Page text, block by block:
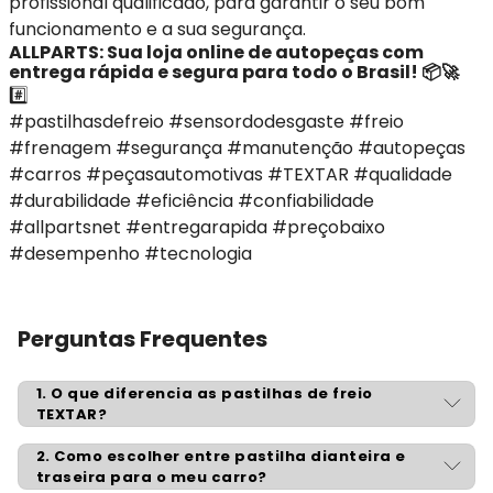
funcionamento e a sua segurança.
ALLPARTS: Sua loja online de autopeças com
entrega rápida e segura para todo o Brasil! 📦🚀
#️⃣
#pastilhasdefreio #sensordodesgaste #freio
#frenagem #segurança #manutenção #autopeças
#carros #peçasautomotivas #TEXTAR #qualidade
#durabilidade #eficiência #confiabilidade
#allpartsnet #entregarapida #preçobaixo
#desempenho #tecnologia
Perguntas Frequentes
1. O que diferencia as pastilhas de freio
TEXTAR?
A TEXTAR é referência mundial em frenagem,
com foco em alto poder de frenagem,
2. Como escolher entre pastilha dianteira e
traseira para o meu carro?